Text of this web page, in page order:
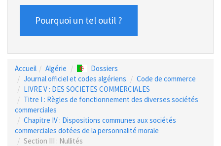
Pourquoi un tel outil ?
Accueil Algérie
Dossiers
Journal officiel et codes algériens
Code de commerce
LIVRE V : DES SOCIETES COMMERCIALES
Titre I : Règles de fonctionnement des diverses sociétés
commerciales
Chapitre IV : Dispositions communes aux sociétés
commerciales dotées de la personnalité morale
Section III : Nullités